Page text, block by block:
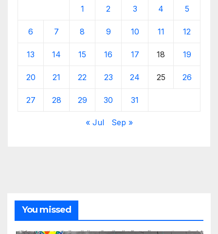
1 2 3 4 5
6 7 8 9 10 11 12
13 14 15 16 17 18 19
20 21 22 23 24 25 26
27 28 29 30 31
« Jul Sep »
You missed